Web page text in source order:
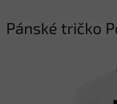
Pánské tričko